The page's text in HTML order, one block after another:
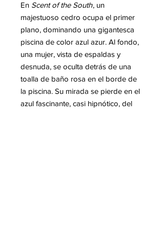
En Scent of the South, un
majestuoso cedro ocupa el primer
plano, dominando una gigantesca
piscina de color azul azur. Al fondo,
una mujer, vista de espaldas y
desnuda, se oculta detrás de una
toalla de baño rosa en el borde de
la piscina. Su mirada se pierde en el
azul fascinante, casi hipnótico, del